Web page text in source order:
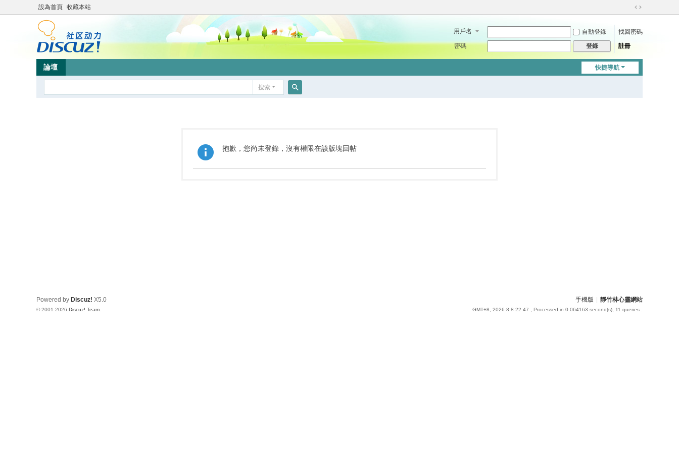
設為首頁 收藏本站
切
到
用戶名 自動登錄
找回密碼
密碼
登錄 註冊
快捷導航
論壇
搜索
抱歉，您尚未登錄，沒有權限在該版塊回帖
手機版 靜竹林心靈網站
GMT+8, 2026-8-8 22:47 , Processed in 0.064163 second(s), 11 queries .
Powered by Discuz! X5.0
© 2001-2026 Discuz! Team